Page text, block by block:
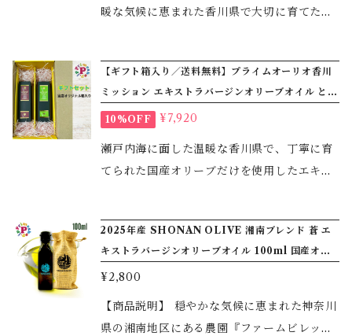
のオリーブならではの味で和食にもピッタリ
日光を避けて常温で保存 原産国名：日本
暖な気候に恵まれた香川県で大切に育てたミ
ッション種ならではのフルーティーでまろや
かな味わいと、苦味・辛味が穏やかなのが特
長。素材の風味を引き立てるバランスの良い
味わいは、サラダやパンはもちろん、和食や
魚料理、パスタまで幅広い料理にお使いいた
おいしさをお届けします。 【ミッション種の
魅力】 ◆フルーティーでまろやかな味わい
◆苦味・辛味が穏やかで食べやすい ◆素材の
風味を引き立てる上品な香り ◆和食・洋食を
問わず幅広い料理に合う ◆オリーブオイル初
【ギフト箱入り／送料無料】プライムオーリオ香川
ミッション エキストラバージンオリーブオイル と
プライムオーリオ香川ルッカ エキストラバージンオ
10%OFF ¥7,920
瀬戸内海に面した温暖な香川県で、丁寧に育
てられた国産オリーブだけを使用したエキス
飲み比べできる特別なギフトセットです。実
を搾っただけ、添加物・化学処理は一切な
し。素材の力だけで仕上げた、香川の自然が
詰まった一滴をお楽しみください。 【ミッシ
ョン種について】 「香川の陽光が育てた、ま
2025年産 SHONAN OLIVE 湘南ブレンド 蒼 エ
キストラバージンオリーブオイル 100ml 国産オリ
ーブオイル
¥2,800
【商品説明】 穏やかな気候に恵まれた神奈川
県の湘南地区にある農園『ファームビレッジ